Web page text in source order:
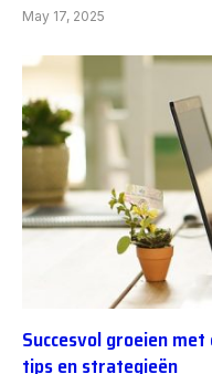
May 17, 2025
Succesvol groeien
tips en strategieën